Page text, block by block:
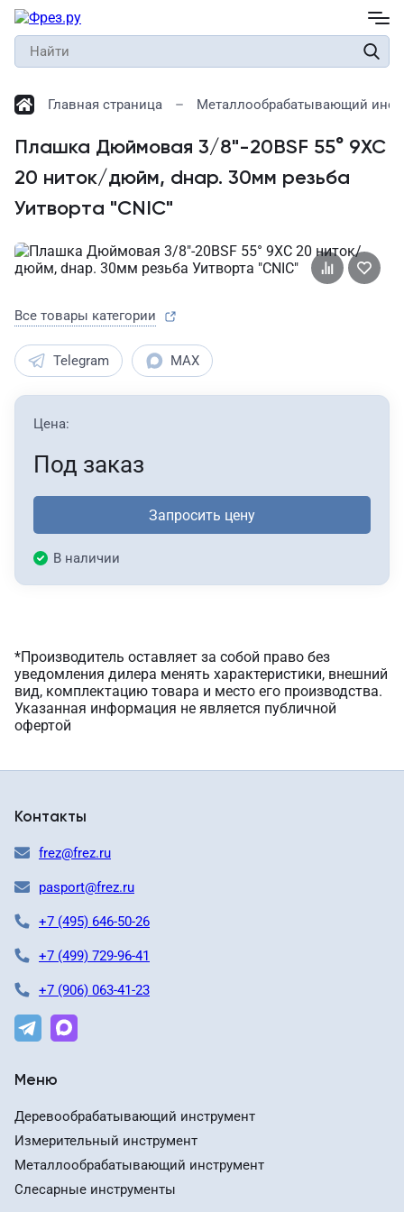
Главная страница Металлообрабатывающий
Плашка Дюймовая 3/8"-20BSF 55° 9ХС
20 ниток/дюйм, dнар. 30мм резьба
Уитворта "CNIC"
Все товары категории
Telegram MAX
Цена:
Под заказ
Запросить цену
В наличии
*Производитель оставляет за собой право без
уведомления дилера менять характеристики, внешний
вид, комплектацию товара и место его производства.
Указанная информация не является публичной
офертой
Контакты
frez@frez.ru
pasport@frez.ru
+7 (495) 646-50-26
+7 (499) 729-96-41
+7 (906) 063-41-23
Меню
Деревообрабатывающий инструмент
Измерительный инструмент
Металлообрабатывающий инструмент
Слесарные инструменты